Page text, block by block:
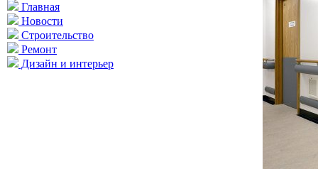
Главная
Новости
Строительство
Ремонт
Дизайн и интерьер